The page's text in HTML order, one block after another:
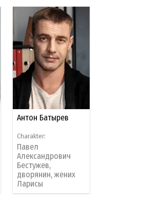
Антон Батырев
Charakter:
Павел
Александрович
Бестужев,
дворянин, жених
Ларисы